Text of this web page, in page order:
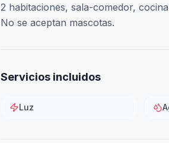
2 habitaciones, sala-comedor,
No se aceptan mascotas.
Servicios incluidos
Luz